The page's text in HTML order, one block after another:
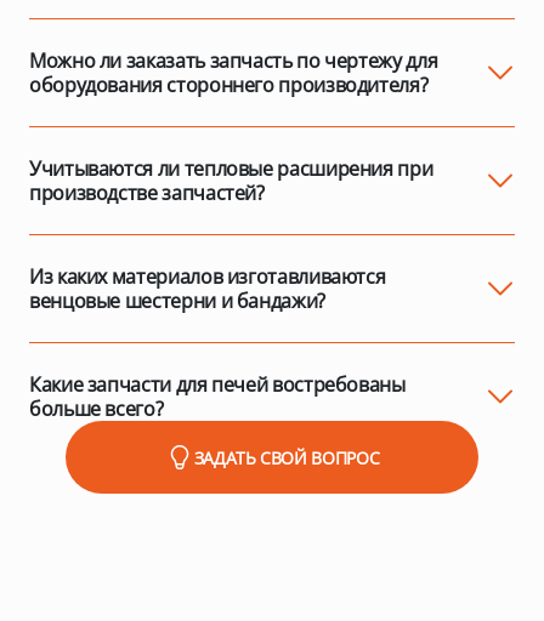
Можно ли заказать запчасть по чертежу для
оборудования стороннего производителя?
Учитываются ли тепловые расширения при
производстве запчастей?
рабочей температурой, чтобы избежать деформаций и
краевых напряжений.
Из каких материалов изготавливаются
венцовые шестерни и бандажи?
прочность и долгий срок службы даже при весе до 15
тонн.
Какие запчасти для печей востребованы
больше всего?
Наибольший спрос - на венцовые шестерни, бандажи и
опорно-упорные станции. Эти детали испытывают
максимальные механические нагрузки.
ЗАДАТЬ СВОЙ ВОПРОС